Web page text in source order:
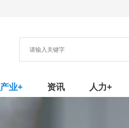
产业+ 资讯 人力+